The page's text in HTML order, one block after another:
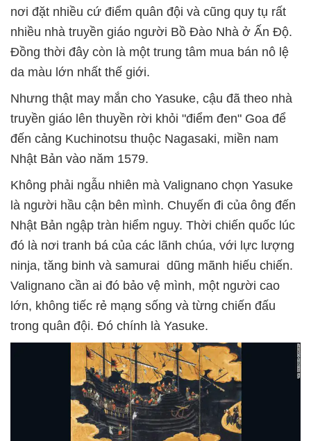
nơi đặt nhiều cứ điểm quân đội và cũng quy tụ rất
nhiều nhà truyền giáo người Bồ Đào Nhà ở Ấn Độ.
Đồng thời đây còn là một trung tâm mua bán nô lệ
da màu lớn nhất thế giới.
Nhưng thật may mắn cho Yasuke, cậu đã theo nhà
truyền giáo lên thuyền rời khỏi "điểm đen" Goa để
đến cảng Kuchinotsu thuộc Nagasaki, miền nam
Nhật Bản vào năm 1579.
Không phải ngẫu nhiên mà Valignano chọn Yasuke
là người hầu cận bên mình. Chuyến đi của ông đến
Nhật Bản ngập tràn hiểm nguy. Thời chiến quốc lúc
đó là nơi tranh bá của các lãnh chúa, với lực lượng
ninja, tăng binh và samurai dũng mãnh hiếu chiến.
Valignano cần ai đó bảo vệ mình, một người cao
lớn, không tiếc rẻ mạng sống và từng chiến đấu
trong quân đội. Đó chính là Yasuke.